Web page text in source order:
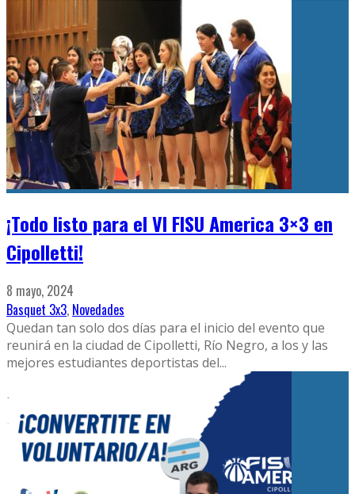
¡Todo listo para el VI FISU America 3×3 en
Cipolletti!
8 mayo, 2024
Basquet 3x3, Novedades
Quedan tan solo dos días para el inicio del evento que
reunirá en la ciudad de Cipolletti, Río Negro, a los y las
mejores estudiantes deportistas del...